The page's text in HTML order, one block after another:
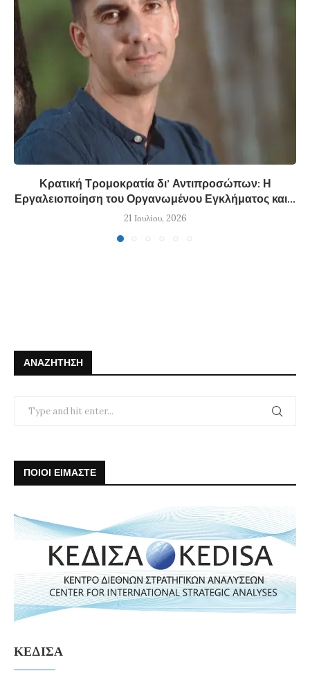
Κρατική Τρομοκρατία δι’ Αντιπροσώπων: Η
Εργαλειοποίηση του Οργανωμένου Εγκλήματος και...
21 Ιουλίου, 2026
ΑΝΑΖΉΤΗΣΗ
ΠΟΙΟΙ ΕΙΜΑΣΤΕ
ΚΕΔΙΣΑ